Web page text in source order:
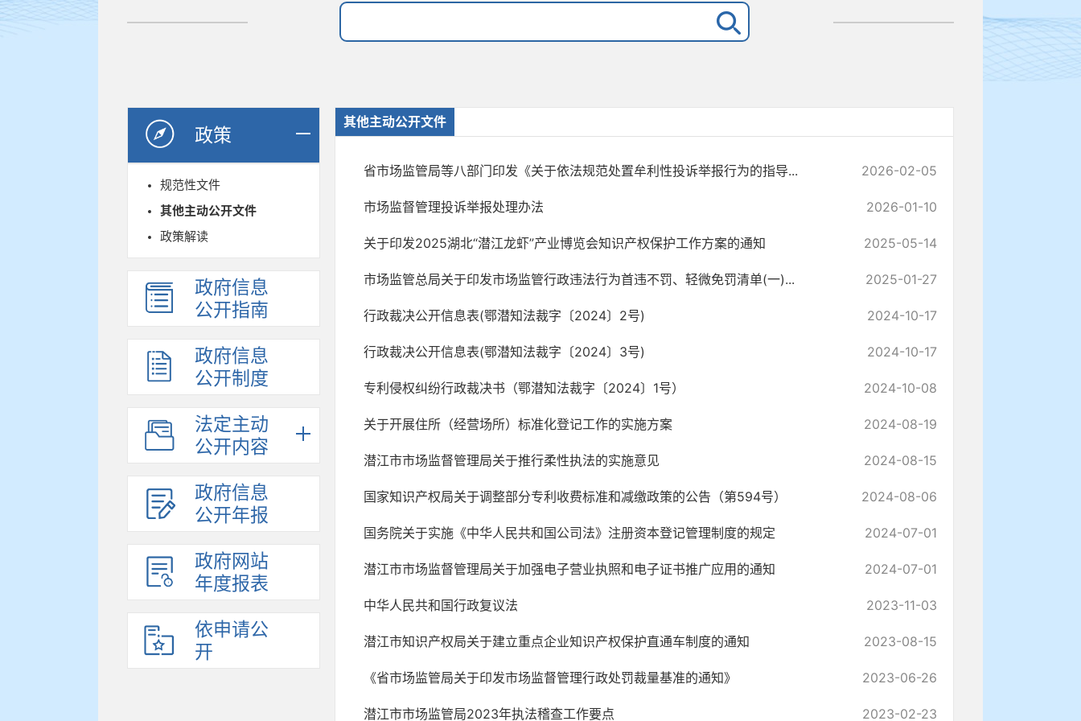
政策
规范性文件
其他主动公开文件
政策解读
政府信息
公开指南
政府信息
公开制度
法定主动
公开内容
政府信息
公开年报
政府网站
年度报表
依申请公
开
其他主动公开文件
省市场监管局等八部门印发《关于依法规范处置牟利性投诉举报行为的指导... 2026-02-05
市场监督管理投诉举报处理办法 2026-01-10
关于印发2025湖北“潜江龙虾”产业博览会知识产权保护工作方案的通知 2025-05-14
市场监管总局关于印发市场监管行政违法行为首违不罚、轻微免罚清单(一)... 2025-01-27
行政裁决公开信息表(鄂潜知法裁字〔2024〕2号) 2024-10-17
行政裁决公开信息表(鄂潜知法裁字〔2024〕3号) 2024-10-17
专利侵权纠纷行政裁决书（鄂潜知法裁字〔2024〕1号） 2024-10-08
关于开展住所（经营场所）标准化登记工作的实施方案 2024-08-19
潜江市市场监督管理局关于推行柔性执法的实施意见 2024-08-15
国家知识产权局关于调整部分专利收费标准和减缴政策的公告（第594号） 2024-08-06
国务院关于实施《中华人民共和国公司法》注册资本登记管理制度的规定 2024-07-01
潜江市市场监督管理局关于加强电子营业执照和电子证书推广应用的通知 2024-07-01
中华人民共和国行政复议法 2023-11-03
潜江市知识产权局关于建立重点企业知识产权保护直通车制度的通知 2023-08-15
《省市场监管局关于印发市场监督管理行政处罚裁量基准的通知》 2023-06-26
潜江市市场监管局2023年执法稽查工作要点 2023-02-23